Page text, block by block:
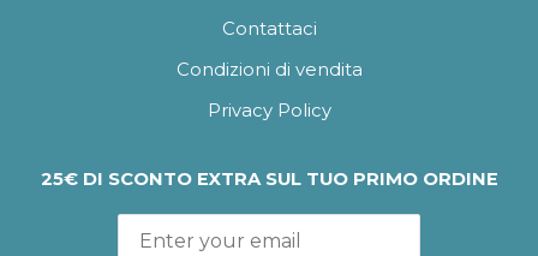
Contattaci
Condizioni di vendita
Privacy Policy
25€ DI SCONTO EXTRA SUL TUO PRIMO ORDINE